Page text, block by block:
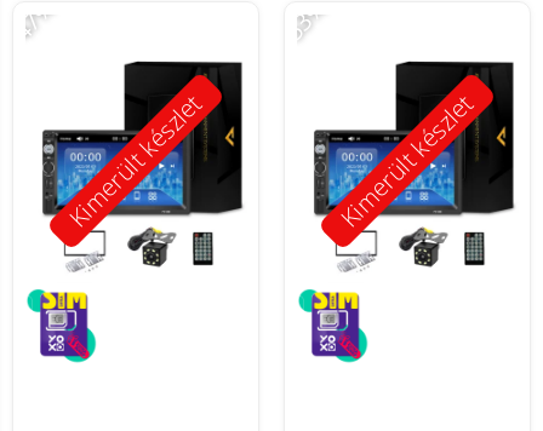
Kimerült készlet
-47%
Kimerült készlet
-53%